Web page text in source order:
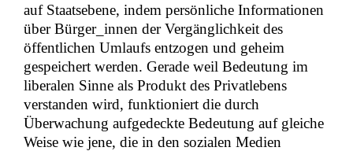
auf Staatsebene, indem persönliche Informationen
über Bürger_innen der Vergänglichkeit des
öffentlichen Umlaufs entzogen und geheim
gespeichert werden. Gerade weil Bedeutung im
liberalen Sinne als Produkt des Privatlebens
verstanden wird, funktioniert die durch
Überwachung aufgedeckte Bedeutung auf gleiche
Weise wie jene, die in den sozialen Medien